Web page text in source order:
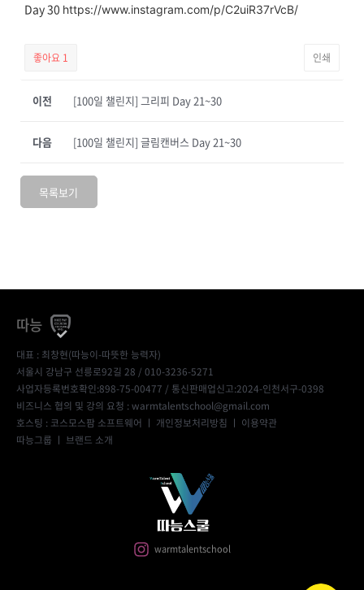
Day 30 https://www.instagram.com/p/C2uiR37rVcB/
좋아요 1 인쇄
이전 [100일 챌린지] 그리피 Day 21~30
[100일 챌린지] 글림캔버스 Day 21~30
다음
목록보기
따능
대표 : 최창현(따능이-따뜻한 능력자)
서울시 강남구 선릉로92길 28 / 010-3236-5271
사업자등록번호확인:898-75-00477 / 통신판매업신고:2024-인천서구-0398
비즈니스 협의 및 강의 요청 : warmtalentschool@gmail.com
호스팅 : 코스모스팜 소프트웨어 ㅣ 개인정보처리방침 ㅣ 이용약관
따능그룹 ㅣ 브랜드 소개
warmtalentschool